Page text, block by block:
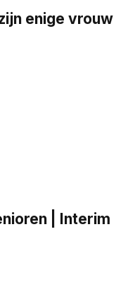
enige vrouw
| Interim